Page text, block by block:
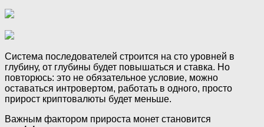
Система последователей строится на сто уровней в
глубину, от глубины будет повышаться и ставка. Но
повторюсь: это не обязательное условие, можно
оставаться интровертом, работать в одного, просто
прирост криптовалюты будет меньше.
Важным фактором прироста монет становится